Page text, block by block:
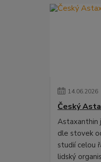
14.06.2026
Český
Astaxanthin
dle stovek
studií celou
lidský